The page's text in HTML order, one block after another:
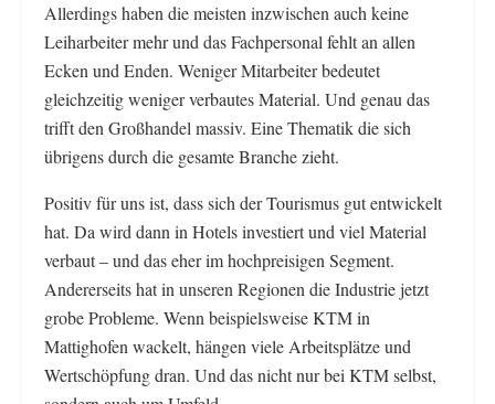
Allerdings haben die meisten inzwischen auch keine
Leiharbeiter mehr und das Fachpersonal fehlt an allen
Ecken und Enden. Weniger Mitarbeiter bedeutet
gleichzeitig weniger verbautes Material. Und genau das
trifft den Großhandel massiv. Eine Thematik die sich
übrigens durch die gesamte Branche zieht.
Positiv für uns ist, dass sich der Tourismus gut entwickelt
hat. Da wird dann in Hotels investiert und viel Material
verbaut – und das eher im hochpreisigen Segment.
Andererseits hat in unseren Regionen die Industrie jetzt
grobe Probleme. Wenn beispielsweise KTM in
Mattighofen wackelt, hängen viele Arbeitsplätze und
Wertschöpfung dran. Und das nicht nur bei KTM selbst,